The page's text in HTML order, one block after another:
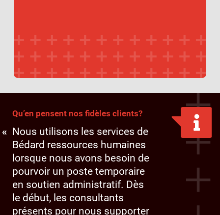
Qu’en pensent nos fidèles clients?
Nous utilisons les services de
Bédard ressources humaines
lorsque nous avons besoin de
pourvoir un poste temporaire
en soutien administratif. Dès
le début, les consultants
présents pour nous supporter